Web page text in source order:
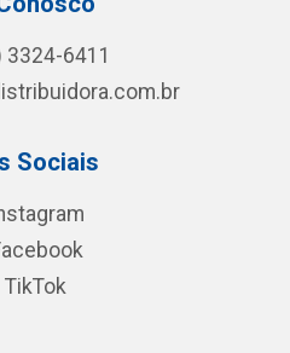
3324-6411
Sociais
TikTok